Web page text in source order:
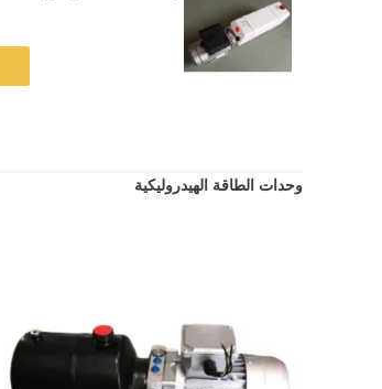
وحدات الطاقة الهيدروليكية